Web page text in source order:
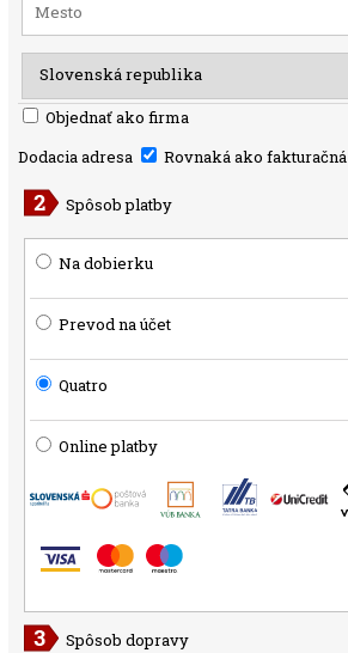
Objednať ako firma
Dodacia adresa
Rovnaká ako fakturačná
Spôsob platby
Na dobierku
Prevod na účet
Quatro
Online platby
Spôsob dopravy